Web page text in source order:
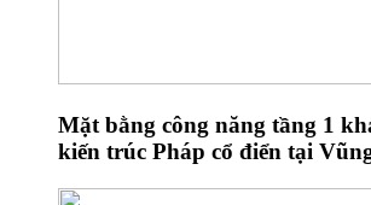
Mặt bằng công năng tầng 1
kiến trúc Pháp cổ điển tại